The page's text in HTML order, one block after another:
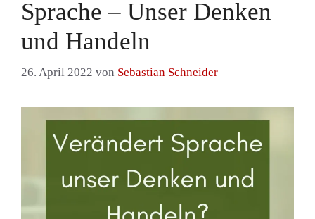
Sprache – Unser Denken
und Handeln
26. April 2022 von Sebastian Schneider